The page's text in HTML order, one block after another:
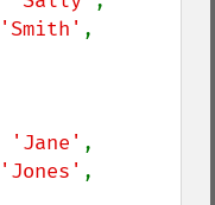
'Smith' ,
'Jane' ,
'Jones' ,